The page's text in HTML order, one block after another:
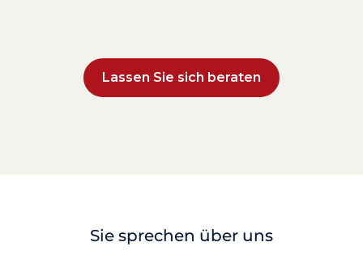
Lassen Sie sich beraten
Sie sprechen über uns